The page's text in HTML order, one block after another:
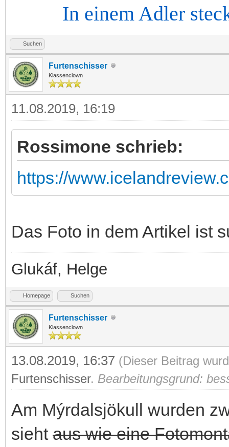
In einem Adler steckt
Suchen
Furtenschisser
Klassenclown
11.08.2019, 16:19
Rossimone schrieb:
https://
Das Foto in dem Artikel ist
Glukáf, Helge
Homepage Suchen
Furtenschisser
Klassenclown
13.08.2019, 16:37 (Dieser Beitrag
Furtenschisser. Bearbeitungsgrund:
Am Mýrdalsjökull wurden
sieht aus wie eine